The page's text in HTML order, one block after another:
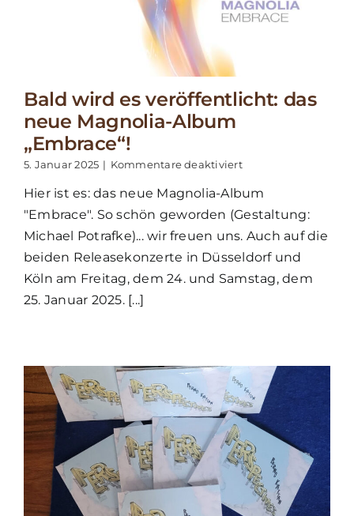
Bald wird es veröffentlicht: das
neue Magnolia-Album
„Embrace“!
5. Januar 2025 | Kommentare deaktiviertfür
wird
es
veröffentlicht:
das
neue
Album
Hier ist es: das neue Magnolia-Album
"Embrace". So schön geworden (Gestaltung:
Michael Potrafke)... wir freuen uns. Auch auf die
beiden Releasekonzerte in Düsseldorf und
Köln am Freitag, dem 24. und Samstag, dem
25. Januar 2025. [...]